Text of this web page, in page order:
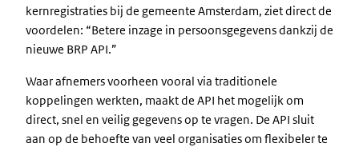
kernregistraties bij de gemeente Amsterdam, ziet direct de
voordelen: “Betere inzage in persoonsgegevens dankzij de
nieuwe BRP API.”
Waar afnemers voorheen vooral via traditionele
koppelingen werkten, maakt de API het mogelijk om
direct, snel en veilig gegevens op te vragen. De API sluit
aan op de behoefte van veel organisaties om flexibeler te